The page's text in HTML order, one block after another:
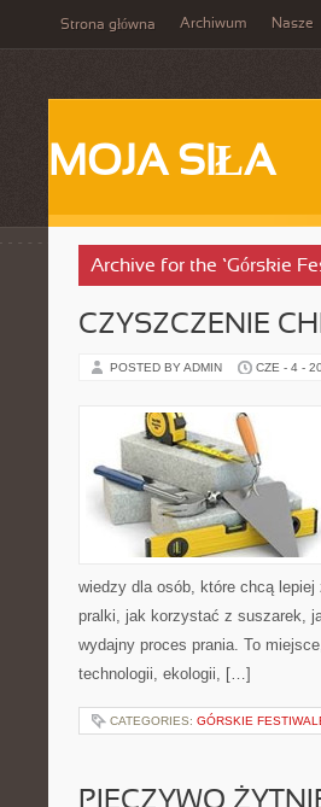
Strona główna Archiwum Nasze
MOJA SIŁA
Archive for the ‘Górskie
CZYSZCZENIE
POSTED BY ADMIN CZE - 4 -
wiedzy dla osób, które chcą lepiej
pralki, jak korzystać z suszarek,
wydajny proces prania. To
technologii, ekologii, […]
CATEGORIES: GÓRSKIE